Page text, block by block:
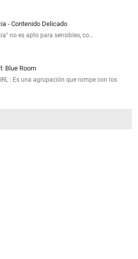
- Contenido Delicado
no es apto para sensibles, co…
Blue Room
: Es una agrupación que rompe con los